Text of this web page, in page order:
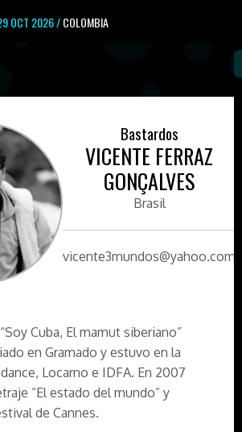
OCT 2026 /COLOMBIA
Bastardos
VICENTE FERRAZ
GONÇALVES
Brasil
vicente3mundos@yahoo.com
Cuba, El mamut siberiano”
en Gramado y estuvo en la
Locarno e IDFA. En 2007
“El estado del mundo” y
de Cannes.